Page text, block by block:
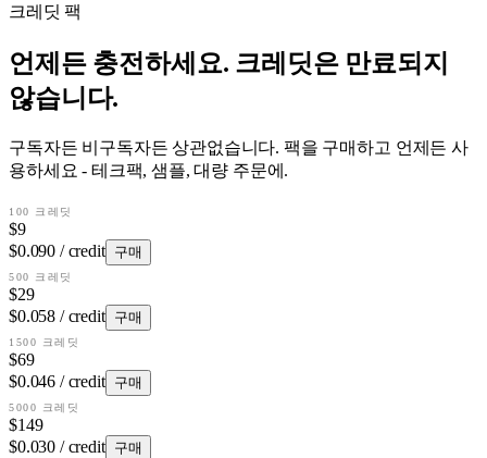
크레딧 팩
언제든 충전하세요. 크레딧은 만료되지
않습니다.
구독자든 비구독자든 상관없습니다. 팩을 구매하고 언제든 사
용하세요 - 테크팩, 샘플, 대량 주문에.
100 크레딧
$9
$0.090 / credit
구매
500 크레딧
$29
$0.058 / credit
구매
1500 크레딧
$69
$0.046 / credit
구매
5000 크레딧
$149
$0.030 / credit
구매